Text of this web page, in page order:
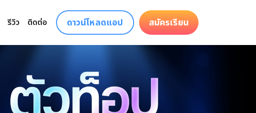
รีวิว ติดต่อ ดาวน์โหลดแอป สมัครเรียน